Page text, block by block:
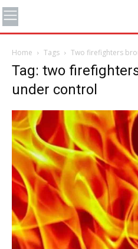
Home Tags Two firefighters
Tag: two
under control